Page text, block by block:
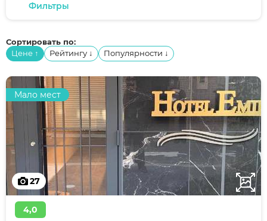
Фильтры
Сортировать по:
Цене ↑ Рейтингу ↓ Популярности ↓
27
Мало мест
4,0